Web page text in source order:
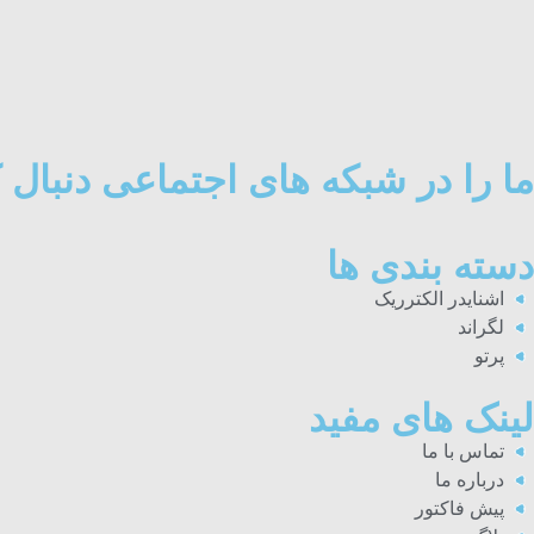
ما را در شبکه های اجتماعی دنبال
دسته بندی ها
اشنایدر الکترریک
لگراند
پرتو
لینک های مفید
تماس با ما
درباره ما
پیش فاکتور